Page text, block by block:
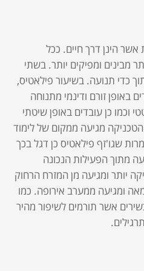
אשר הינן דרך חיים. ככל
מבינים ומפיקים יותר. בשתי
כדי תנועה. בשיעור פילאטיס,
באופן זורם ודינמי מתנוחה
וכמו כן עובדים באופן שיטתי
מגיעה ממקום של לימוד
שגו'זף פילאטיס כן דגל בכך
מתוך הפעילות הנכונה
יותר ומגיעה מן המזרח הרחוק
ומגיעה ממערב אירופה. כמו
אשר תורמים לשיפור מהיר